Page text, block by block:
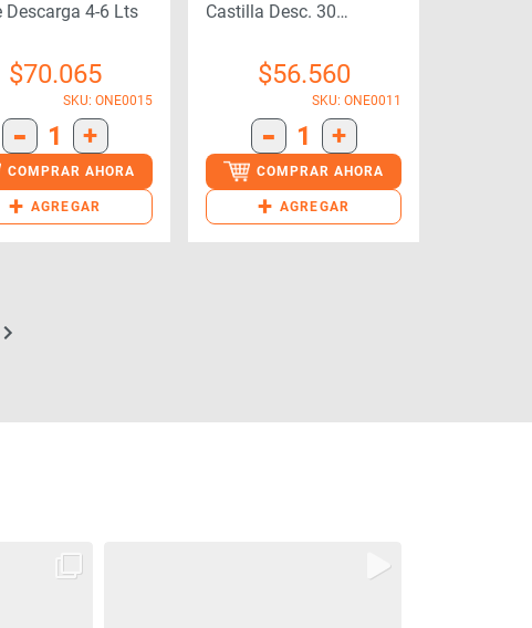
Descarga 4-6 Lts
$70.065
SKU: ONE0015
- 1 +
COMPRAR AHORA
+ AGREGAR
Castilla Desc. 30
$56.560
SKU: ONE0011
- 1 +
COMPRAR AHORA
+ AGREGAR